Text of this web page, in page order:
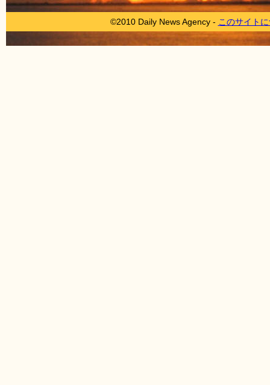
©2010 Daily News Agency - このサイト